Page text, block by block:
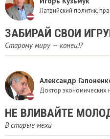
Латвийский политик,
ЗАБИРАЙ СВОИ
Старому миру — конец!?
Александр
Доктор экономических
​НЕ ВЛИВАЙТЕ
В старые мехи